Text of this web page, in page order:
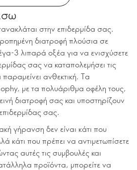
στην επιδερμίδα σας.
διατροφή πλούσια σε
3 λιπαρά οξέα για να ενισχύσετε
σας να καταπολεμήσει τις
ανθεκτική. Τα
με τα πολυάριθμα οφέλη τους,
διατροφή σας και υποστηρίζουν
σας.
γήρανση δεν είναι κάτι που
κάτι που πρέπει να αντιμετωπίσετε
αυτές τις συμβουλές και
προϊόντα, μπορείτε να